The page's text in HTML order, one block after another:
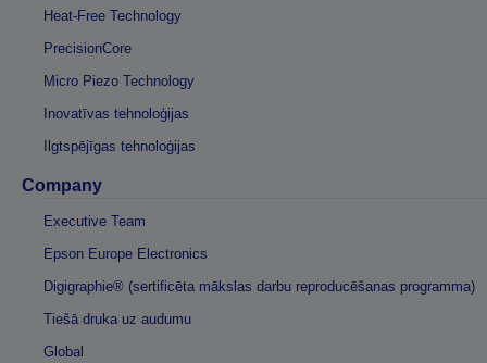
Heat-Free Technology
PrecisionCore
Micro Piezo Technology
Inovatīvas tehnoloģijas
Ilgtspējīgas tehnoloģijas
Company
Executive Team
Epson Europe Electronics
Digigraphie® (sertificēta mākslas darbu reproducēšanas programma)
Tiešā druka uz audumu
Global